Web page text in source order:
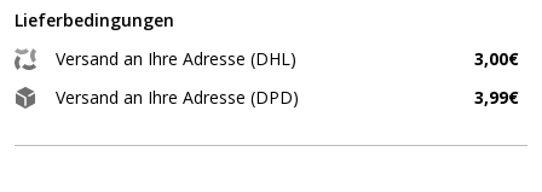
Lieferbedingungen
Versand an Ihre Adresse (DHL)
3,00€
Versand an Ihre Adresse (DPD)
3,99€